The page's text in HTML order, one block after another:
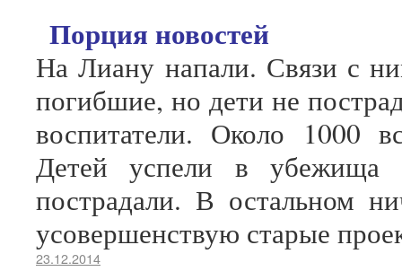
Порция новостей
На Лиану напали. Связи с
погибшие, но дети не
воспитатели. Около 1000
Детей успели в убежища
пострадали. В остальном
усовершенствую старые
23.12.2014